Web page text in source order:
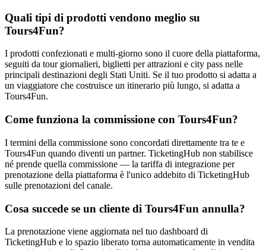
Quali tipi di prodotti vendono meglio su
Tours4Fun?
I prodotti confezionati e multi-giorno sono il cuore della piattaforma,
seguiti da tour giornalieri, biglietti per attrazioni e city pass nelle
principali destinazioni degli Stati Uniti. Se il tuo prodotto si adatta a
un viaggiatore che costruisce un itinerario più lungo, si adatta a
Tours4Fun.
Come funziona la commissione con Tours4Fun?
I termini della commissione sono concordati direttamente tra te e
Tours4Fun quando diventi un partner. TicketingHub non stabilisce
né prende quella commissione — la tariffa di integrazione per
prenotazione della piattaforma è l'unico addebito di TicketingHub
sulle prenotazioni del canale.
Cosa succede se un cliente di Tours4Fun annulla?
La prenotazione viene aggiornata nel tuo dashboard di
TicketingHub e lo spazio liberato torna automaticamente in vendita